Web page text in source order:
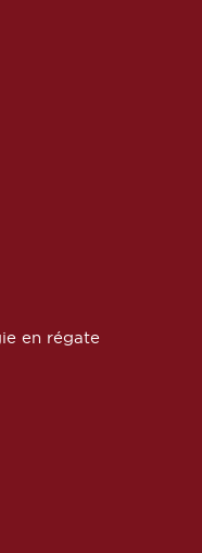
en régate